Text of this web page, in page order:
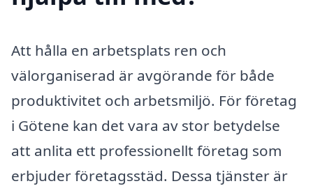
Att hålla en arbetsplats ren och
välorganiserad är avgörande för både
produktivitet och arbetsmiljö. För företag
i Götene kan det vara av stor betydelse
att anlita ett professionellt företag som
erbjuder företagsstäd. Dessa tjänster är